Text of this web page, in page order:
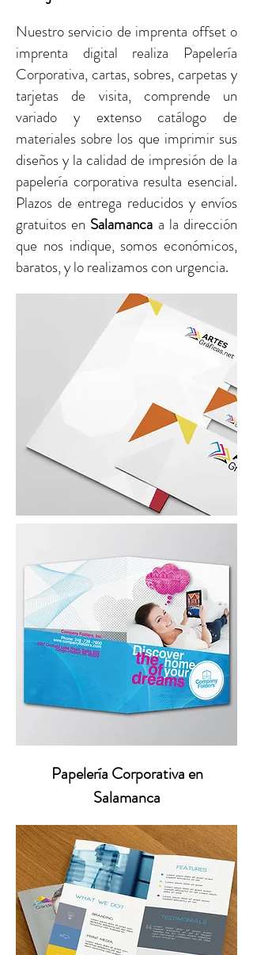
Nuestro servicio de imprenta offset o
imprenta digital realiza Papelería
Corporativa, cartas, sobres, carpetas y
tarjetas de visita, comprende un
variado y extenso catálogo de
materiales sobre los que imprimir sus
diseños y la calidad de impresión de la
papelería corporativa resulta esencial.
Plazos de entrega reducidos y envíos
gratuitos en Salamanca a la dirección
que nos indique, somos económicos,
baratos, y lo realizamos con urgencia.
Papelería Corporativa en
Salamanca